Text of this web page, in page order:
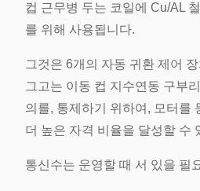
컵 근무병 두는 코일에 Cu/AL
를 위해 사용됩니다.
그것은 6개의 자동 귀환 제어
그고는 이동 컵 지수연동 구부
의를, 통제하기 위하여, 모터를
더 높은 자격 비율을 달성할 수
통신수는 운영할 때 서 있을 필